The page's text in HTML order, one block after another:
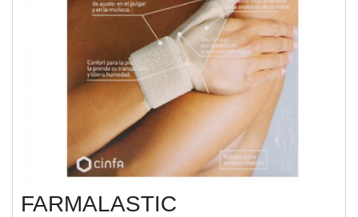
FARMALASTIC